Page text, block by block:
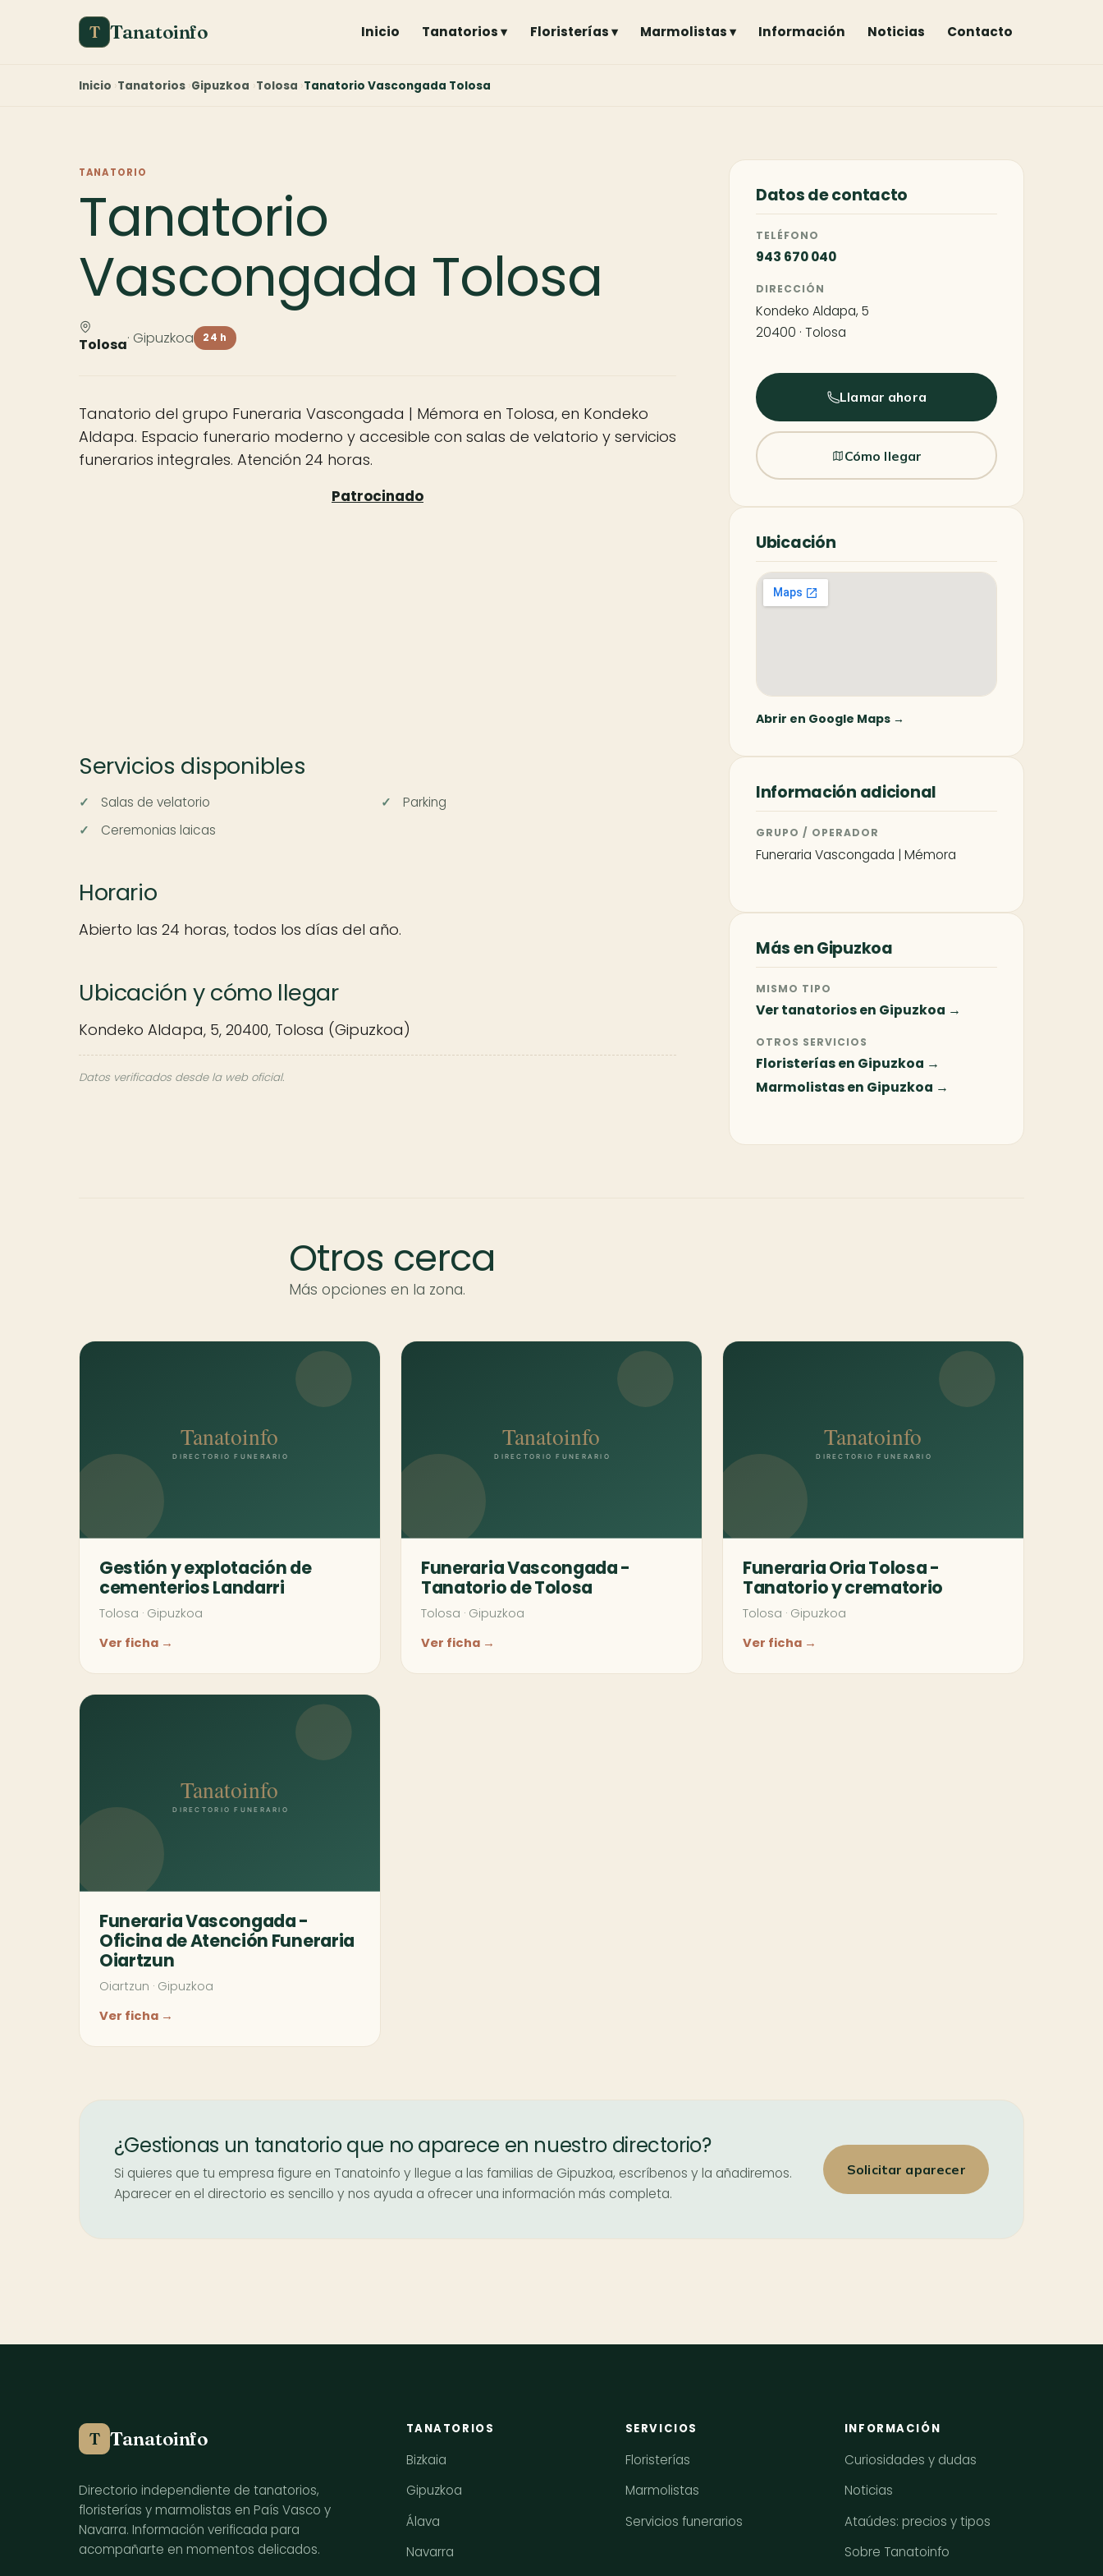
T Tanatoinfo Inicio Tanatorios ▾ Floristerías ▾ Marmolistas ▾ Información Noticias Contacto
Inicio Tanatorios Gipuzkoa Tolosa Tanatorio Vascongada Tolosa
TANATORIO
Tanatorio
Vascongada Tolosa
Tolosa· Gipuzkoa 24 h
Tanatorio del grupo Funeraria Vascongada | Mémora en Tolosa, en Kondeko
Aldapa. Espacio funerario moderno y accesible con salas de velatorio y servicios
funerarios integrales. Atención 24 horas.
Servicios disponibles
Salas de velatorio
Parking
Ceremonias laicas
Horario
Abierto las 24 horas, todos los días del año.
Ubicación y cómo llegar
Kondeko Aldapa, 5, 20400, Tolosa (Gipuzkoa)
Datos verificados desde la web oficial.
Datos de contacto
TELÉFONO
943 670 040
DIRECCIÓN
Kondeko Aldapa, 5
20400 · Tolosa
Llamar ahora
Cómo llegar
Ubicación
Abrir en Google Maps →
Información adicional
GRUPO / OPERADOR
Funeraria Vascongada | Mémora
Más en Gipuzkoa
MISMO TIPO
Ver tanatorios en Gipuzkoa →
OTROS SERVICIOS
Floristerías en Gipuzkoa →
Marmolistas en Gipuzkoa →
Otros cerca
Más opciones en la zona.
Gestión y explotación de
cementerios Landarri
Tolosa · Gipuzkoa
Ver ficha →
Funeraria Vascongada -
Tanatorio de Tolosa
Tolosa · Gipuzkoa
Ver ficha →
Funeraria Oria Tolosa -
Tanatorio y crematorio
Tolosa · Gipuzkoa
Ver ficha →
Funeraria Vascongada -
Oficina de Atención Funeraria
Oiartzun
Oiartzun · Gipuzkoa
Ver ficha →
¿Gestionas un tanatorio que no aparece en nuestro directorio?
Si quieres que tu empresa figure en Tanatoinfo y llegue a las familias de Gipuzkoa, escríbenos y la añadiremos.
Aparecer en el directorio es sencillo y nos ayuda a ofrecer una información más completa.
Solicitar aparecer
T Tanatoinfo
Directorio independiente de tanatorios,
floristerías y marmolistas en País Vasco y
Navarra. Información verificada para
acompañarte en momentos delicados.
TANATORIOS
Bizkaia
Gipuzkoa
Álava
Navarra
SERVICIOS
Floristerías
Marmolistas
Servicios funerarios
INFORMACIÓN
Curiosidades y dudas
Noticias
Ataúdes: precios y tipos
Sobre Tanatoinfo